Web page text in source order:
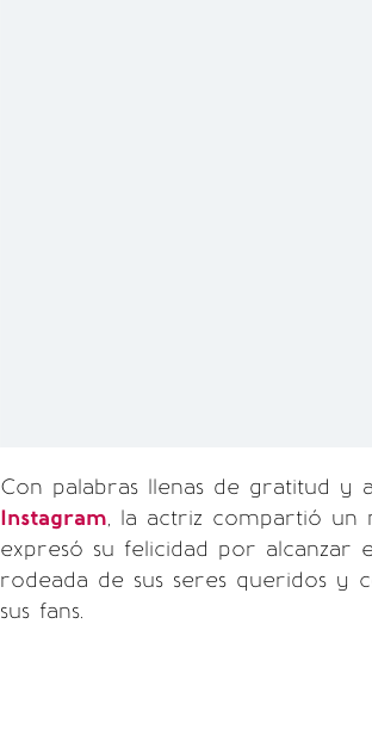
Con palabras llenas de gratitud y
Instagram, la actriz compartió un
expresó su felicidad por alcanzar
rodeada de sus seres queridos y
sus fans.